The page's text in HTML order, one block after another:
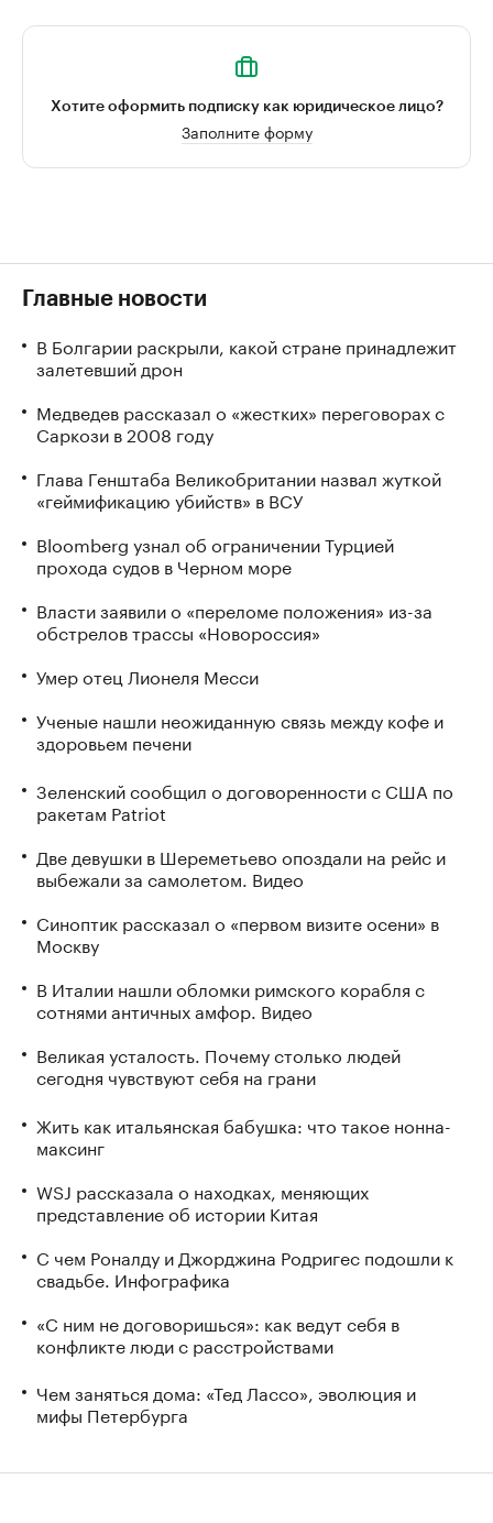
Хотите оформить подписку как юридическое лицо?
Заполните форму
Главные новости
В Болгарии раскрыли, какой стране принадлежит
залетевший дрон
Медведев рассказал о «жестких» переговорах с
Саркози в 2008 году
Глава Генштаба Великобритании назвал жуткой
«геймификацию убийств» в ВСУ
Bloomberg узнал об ограничении Турцией
прохода судов в Черном море
Власти заявили о «переломе положения» из-за
обстрелов трассы «Новороссия»
Умер отец Лионеля Месси
Ученые нашли неожиданную связь между кофе и
здоровьем печени
Зеленский сообщил о договоренности с США по
ракетам Patriot
Две девушки в Шереметьево опоздали на рейс и
выбежали за самолетом. Видео
Синоптик рассказал о «первом визите осени» в
Москву
В Италии нашли обломки римского корабля с
сотнями античных амфор. Видео
Великая усталость. Почему столько людей
сегодня чувствуют себя на грани
Жить как итальянская бабушка: что такое нонна-
максинг
WSJ рассказала о находках, меняющих
представление об истории Китая
С чем Роналду и Джорджина Родригес подошли к
свадьбе. Инфографика
«С ним не договоришься»: как ведут себя в
конфликте люди с расстройствами
Чем заняться дома: «Тед Лассо», эволюция и
мифы Петербурга